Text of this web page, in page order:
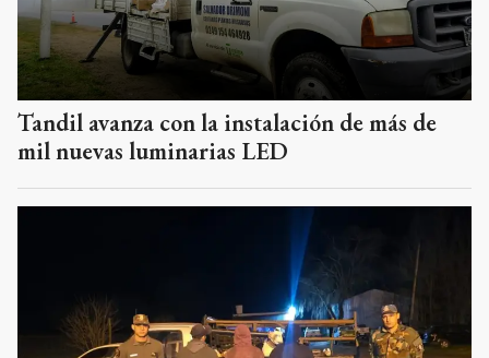
Tandil avanza con la instalación de más de
mil nuevas luminarias LED